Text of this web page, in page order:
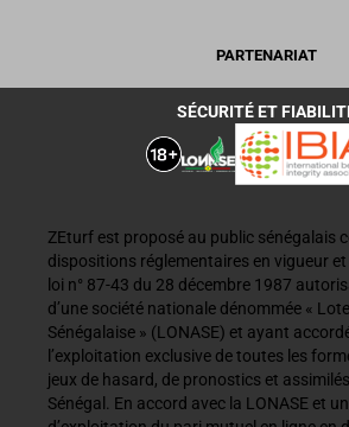
PARTENARIAT
SÉCURITÉ ET
ZEturf est proposé au public sénégalais
dispositions réglementaires en vigueur
loi n° 87-43 du 28 décembre 1987
d’une société nationale dénommée «
Sénégalaise » (LONASE) et ayant
l’exploitation exclusive de toutes les
jeux de hasard, de pronostics et
Sénégal. En accord avec la LONASE et